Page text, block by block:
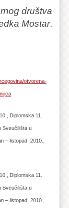
društva
Mostar.
otvorena-
Diplomska 11.
Sveučilišta u
– listopad, 2010.,
Diplomska 11.
Sveučilišta u
– listopad, 2010.,